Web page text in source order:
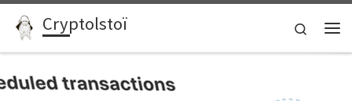
Passer au contenu
Cryptolstoï
Search